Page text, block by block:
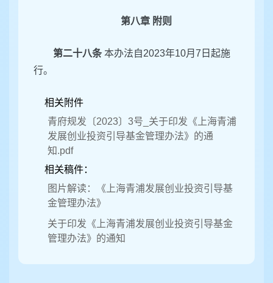
第八章 附则
第二十八条 本办法自2023年10月7日起施
行。
相关附件
青府规发〔2023〕3号_关于印发《上海青浦
发展创业投资引导基金管理办法》的通
知.pdf
相关稿件：
图片解读：《上海青浦发展创业投资引导基
金管理办法》
关于印发《上海青浦发展创业投资引导基金
管理办法》的通知